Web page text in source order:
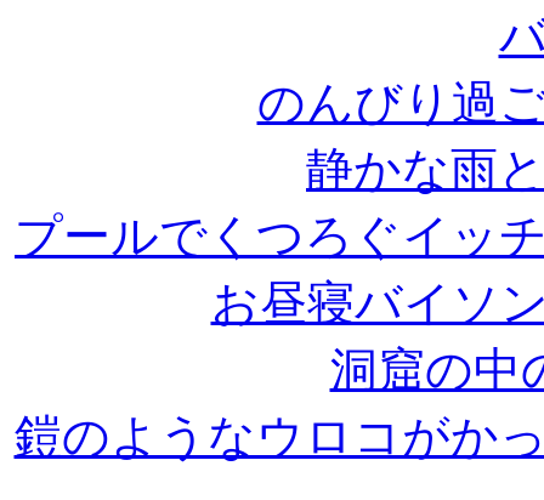
のんびり過
静かな雨
プールでくつろぐイッ
お昼寝バイソ
洞窟の中
鎧のようなウロコがか